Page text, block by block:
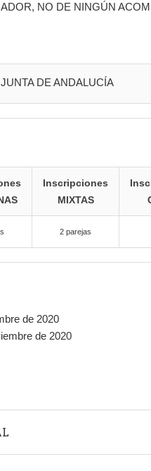
NO DE NINGÚN
DE ANDALUCÍA
Inscripciones
MIXTAS
2 parejas
de 2020
de 2020